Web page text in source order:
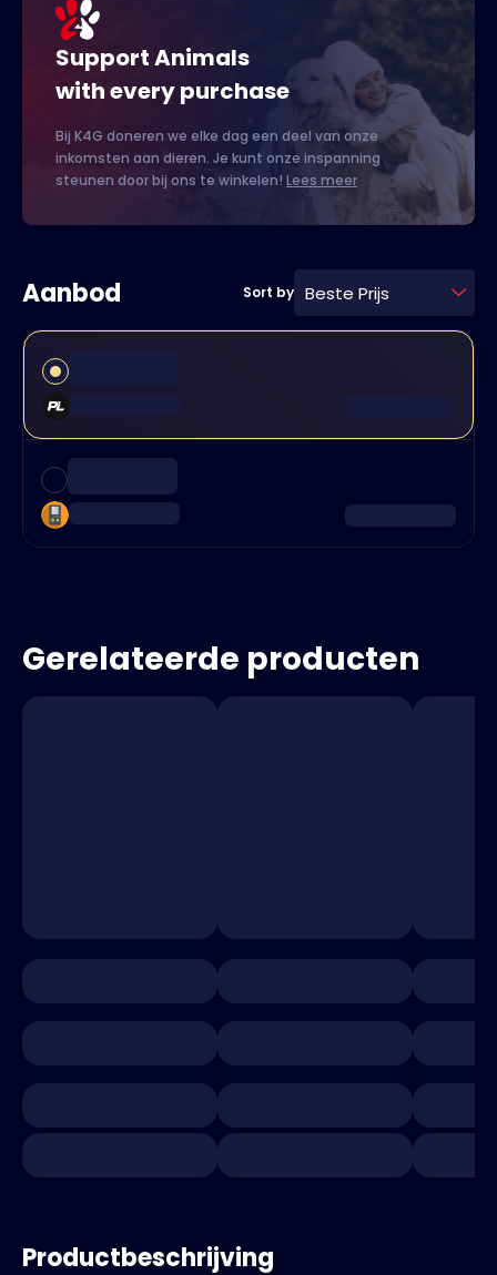
Support Animals
with every purchase
Bij K4G doneren we elke dag een deel van onze
inkomsten aan dieren. Je kunt onze inspanning
steunen door bij ons te winkelen! Lees meer
Aanbod Sort by Beste Prijs
Gerelateerde producten
Productbeschrijving